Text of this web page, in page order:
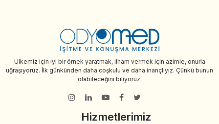
Ülkemiz için iyi bir örnek yaratmak, ilham vermek için azimle, onurla
uğraşıyoruz. İlk günkünden daha coşkulu ve daha inançlıyız. Çünkü bunun
olabileceğini biliyoruz.
Hizmetlerimiz